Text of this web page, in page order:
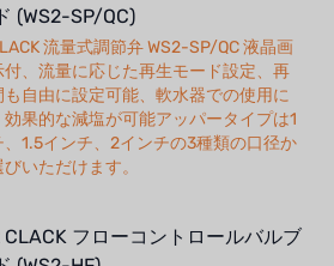
(WS2-SP/QC)
流量式調節弁 WS2-SP/QC 液晶画
付、流量に応じた再生モード設定、再
も自由に設定可能、軟水器での使用に
効果的な減塩が可能アッパータイプは1
、1.5インチ、2インチの3種類の口径か
いただけます。
CLACK フローコントロールバルブ